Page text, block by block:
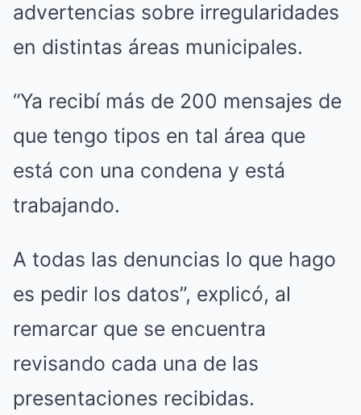
advertencias sobre irregularidades
en distintas áreas municipales.
“Ya recibí más de 200 mensajes de
que tengo tipos en tal área que
está con una condena y está
trabajando.
A todas las denuncias lo que hago
es pedir los datos”, explicó, al
remarcar que se encuentra
revisando cada una de las
presentaciones recibidas.